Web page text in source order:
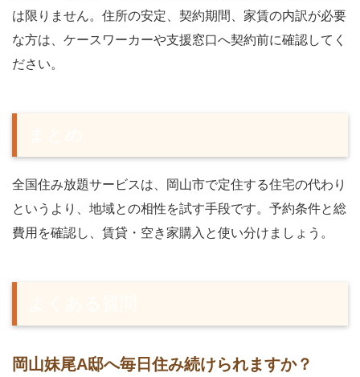
は限りません。住所の安定、契約期間、家賃の内訳が必要
な方は、ケースワーカーや支援窓口へ契約前に確認してく
ださい。
全国住み放題サービスは、岡山市で定住する住宅の代わり
というより、地域との相性を試す手段です。予約条件と総
費用を確認し、賃貸・空き家購入と使い分けましょう。
岡山妹尾A邸へ毎日住み続けられますか？